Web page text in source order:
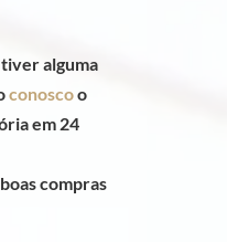
alguma
conoscoo
em 24
compras